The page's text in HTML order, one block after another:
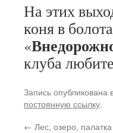
На этих
коня в
«
клуба
Запись опубликована
постоянную ссылку.
← Лес, озеро, палатка